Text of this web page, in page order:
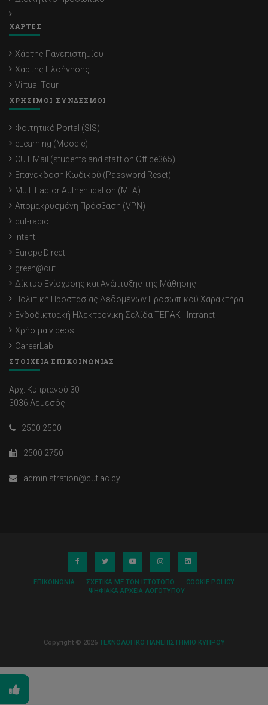
ΧΑΡΤΕΣ
Χάρτης Πανεπιστημίου
Χάρτης Πλοήγησης
Virtual Tour
ΧΡΗΣΙΜΟΙ ΣΥΝΔΕΣΜΟΙ
Φοιτητικό Portal (SIS)
eLearning (Moodle)
CUT Mail (students and staff on Office365)
Επανέκδοση Κωδικού (Password Reset)
Multi Factor Authentication (MFA)
Απομακρυσμένη Πρόσβαση (VPN)
cut-radio
Intent
Europe Direct
green@cut
Δίκτυο Ενίσχυσης και Ανάπτυξης της Μάθησης
Πολιτική Προστασίας Δεδομένων Προσωπικού Χαρακτήρα
Ενδοδικτυακή Ηλεκτρονική Σελίδα ΤΕΠΑΚ - Intranet
Χρήσιμα videos
CareerLab
ΣΤΟΙΧΕΙΑ ΕΠΙΚΟΙΝΩΝΙΑΣ
Αρχ. Κυπριανού 30
3036 Λεμεσός
2500 2500
2500 2750
administration@cut.ac.cy
ΕΠΙΚΟΙΝΩΝΊΑ ΣΧΕΤΙΚΆ ΜΕ ΤΟΝ ΙΣΤΌΤΟΠΟ
COOKIE POLICY
ΨΗΦΙΑΚΆ ΑΡΧΕΊΑ ΛΟΓΌΤΥΠΟΥ
Copyright © 2026 ΤΕΧΝΟΛΟΓΙΚΟ ΠΑΝΕΠΙΣΤΗΜΙΟ ΚΥΠΡΟΥ